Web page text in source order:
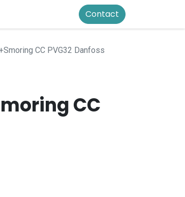
Contact
CC PVG32 Danfoss
CC